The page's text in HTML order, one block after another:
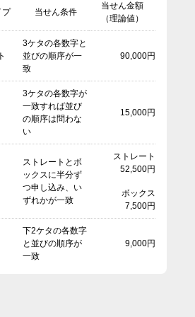
プ 当せん条件
当せん金額
（理論値）
3ケタの各数字と
並びの順序が一
致
90,000円
3ケタの各数字が
一致すれば並び
の順序は問わな
い
15,000円
ストレートとボ
ックスに半分ず
つ申し込み、い
ずれかが一致
ストレート
52,500円
ボックス
7,500円
下2ケタの各数字
と並びの順序が
一致
9,000円